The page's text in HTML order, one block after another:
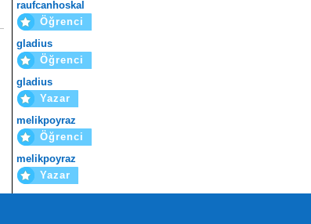
raufcanhoskal
Öğrenci
gladius
Öğrenci
gladius
Yazar
melikpoyraz
Öğrenci
melikpoyraz
Yazar